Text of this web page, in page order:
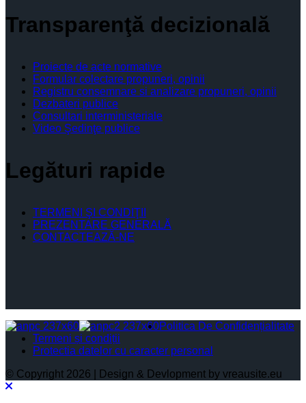
Transparenţă decizională
Proiecte de acte normative
Formular colectare propuneri, opinii
Registru consemnare si analizare propuneri, opinii
Dezbateri publice
Consultari interministeriale
Video Şedinţe publice
Legături rapide
TERMENI ŞI CONDIŢII
PREZENTARE GENERALĂ
CONTACTEAZĂ-NE
Politica De Confidențialitate
Termeni și condiții
Protectia datelor cu caracter personal
© Copyright 2026 | Design & Devlopment by vreausite.eu